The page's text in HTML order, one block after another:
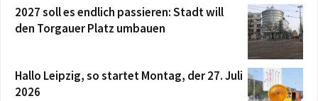
2027 soll es endlich passieren: Stadt will
den Torgauer Platz umbauen
Hallo Leipzig, so startet Montag, der 27. Juli
2026